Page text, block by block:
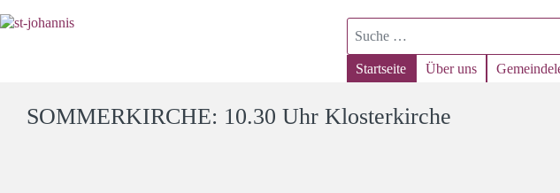
Suchen
Startseite Über uns
SOMMERKIRCHE: 10.30 Uhr Klosterkirche